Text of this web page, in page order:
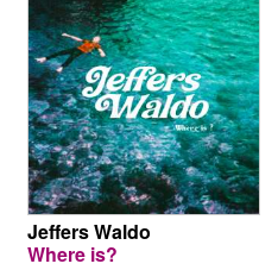
Jeffers Waldo
Where is?